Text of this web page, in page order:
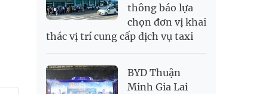
thông báo lựa
chọn đơn vị khai
thác vị trí cung cấp dịch vụ taxi
BYD Thuận
Minh Gia Lai